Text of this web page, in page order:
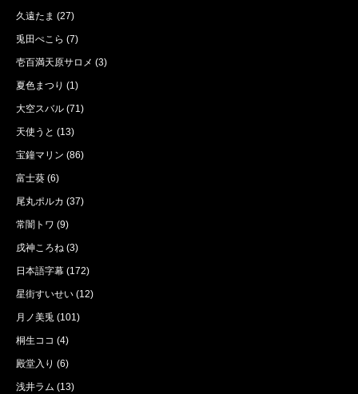
久遠たま (27)
兎田ぺこら (7)
壱百満天原サロメ (3)
夏色まつり (1)
大空スバル (71)
天使うと (13)
宝鐘マリン (86)
富士葵 (6)
尾丸ポルカ (37)
常闇トワ (9)
戌神ころね (3)
日本語字幕 (172)
星街すいせい (12)
月ノ美兎 (101)
桐生ココ (4)
殿堂入り (6)
浅井ラム (13)